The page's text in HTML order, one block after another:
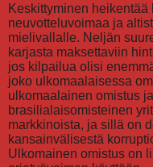
Keskittyminen
neuvotteluvoimaa ja
mielivallalle. Neljän
karjasta maksettaviin
jos kilpailua olisi
joko ulkomaalaisessa
ulkomaalainen omistus
brasilialaisomisteinen
markkinoista, ja sillä on
kansainvälisestä
Ulkomainen omistus on